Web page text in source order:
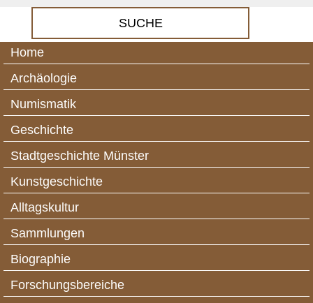
Home
Archäologie
Numismatik
Geschichte
Stadtgeschichte Münster
Kunstgeschichte
Alltagskultur
Sammlungen
Biographie
Forschungsbereiche